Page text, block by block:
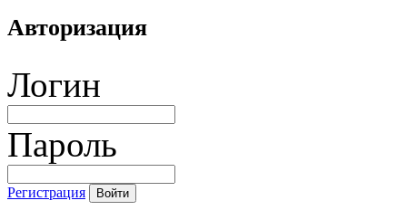
Авторизация
Логин
Пароль
Регистрация Войти